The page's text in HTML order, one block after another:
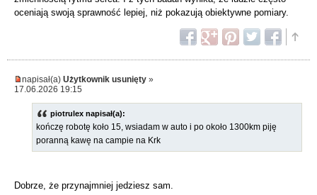
oceniają swoją sprawność lepiej, niż pokazują obiektywne pomiary.
napisał(a) Użytkownik usunięty »
17.06.2026 19:15
piotrulex napisał(a):
kończę robotę koło 15, wsiadam w auto i po około 1300km piję
poranną kawę na campie na Krk
Dobrze, że przynajmniej jedziesz sam.